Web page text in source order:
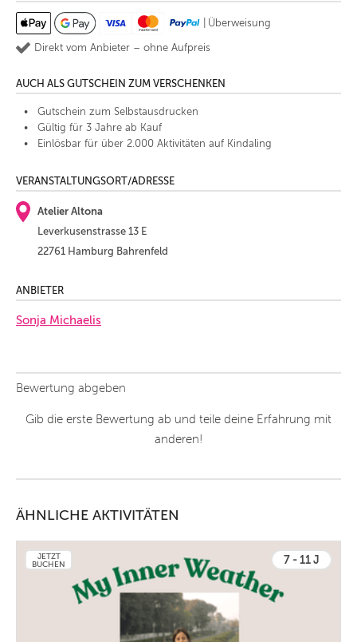
Überweisung
Direkt vom Anbieter – ohne Aufpreis
AUCH ALS GUTSCHEIN ZUM VERSCHENKEN
Gutschein zum Selbstausdrucken
Gültig für 3 Jahre ab Kauf
Einlösbar für über 2.000 Aktivitäten auf Kindaling
VERANSTALTUNGSORT/ADRESSE
Atelier Altona
Leverkusenstrasse 13 E
22761 Hamburg Bahrenfeld
ANBIETER
Sonja Michaelis
Bewertung abgeben
Gib die erste Bewertung ab und teile deine Erfahrung mit
anderen!
ÄHNLICHE AKTIVITÄTEN
JETZT
BUCHEN
7 - 11 J